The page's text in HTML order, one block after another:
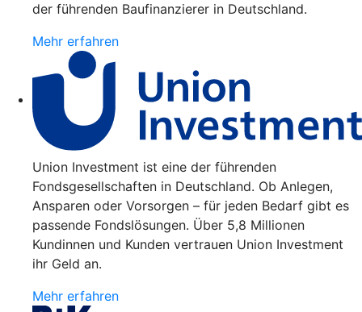
der führenden Baufinanzierer in Deutschland.
Mehr erfahren
Union Investment ist eine der führenden
Fondsgesellschaften in Deutschland. Ob Anlegen,
Ansparen oder Vorsorgen – für jeden Bedarf gibt es
passende Fondslösungen. Über 5,8 Millionen
Kundinnen und Kunden vertrauen Union Investment
ihr Geld an.
Mehr erfahren